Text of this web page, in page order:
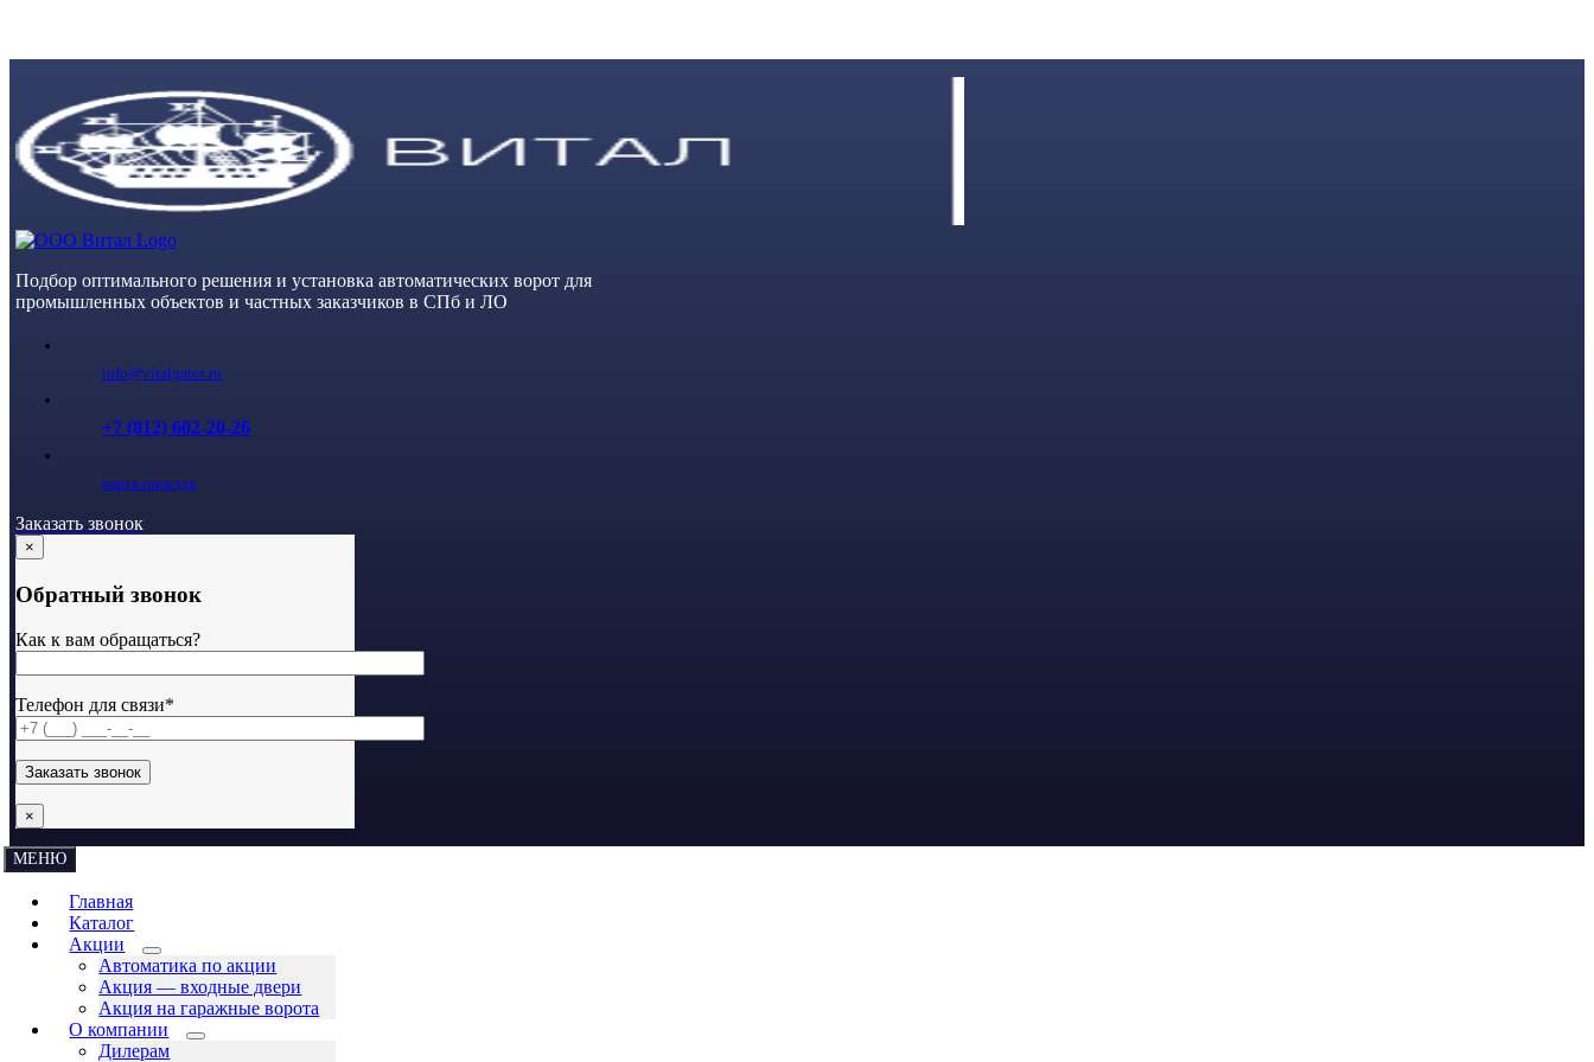
Подбор оптимального решения и установка автоматических ворот для
промышленных объектов и частных заказчиков в СПб и ЛО
info@vitalgates.ru
+7 (812) 602-20-26
карта проезда
Заказать звонок
×
Обратный звонок
Как к вам обращаться?
Телефон для связи*
×
МЕНЮ
Главная
Каталог
Акции
Автоматика по акции
Акция — входные двери
Акция на гаражные ворота
О компании
Дилерам